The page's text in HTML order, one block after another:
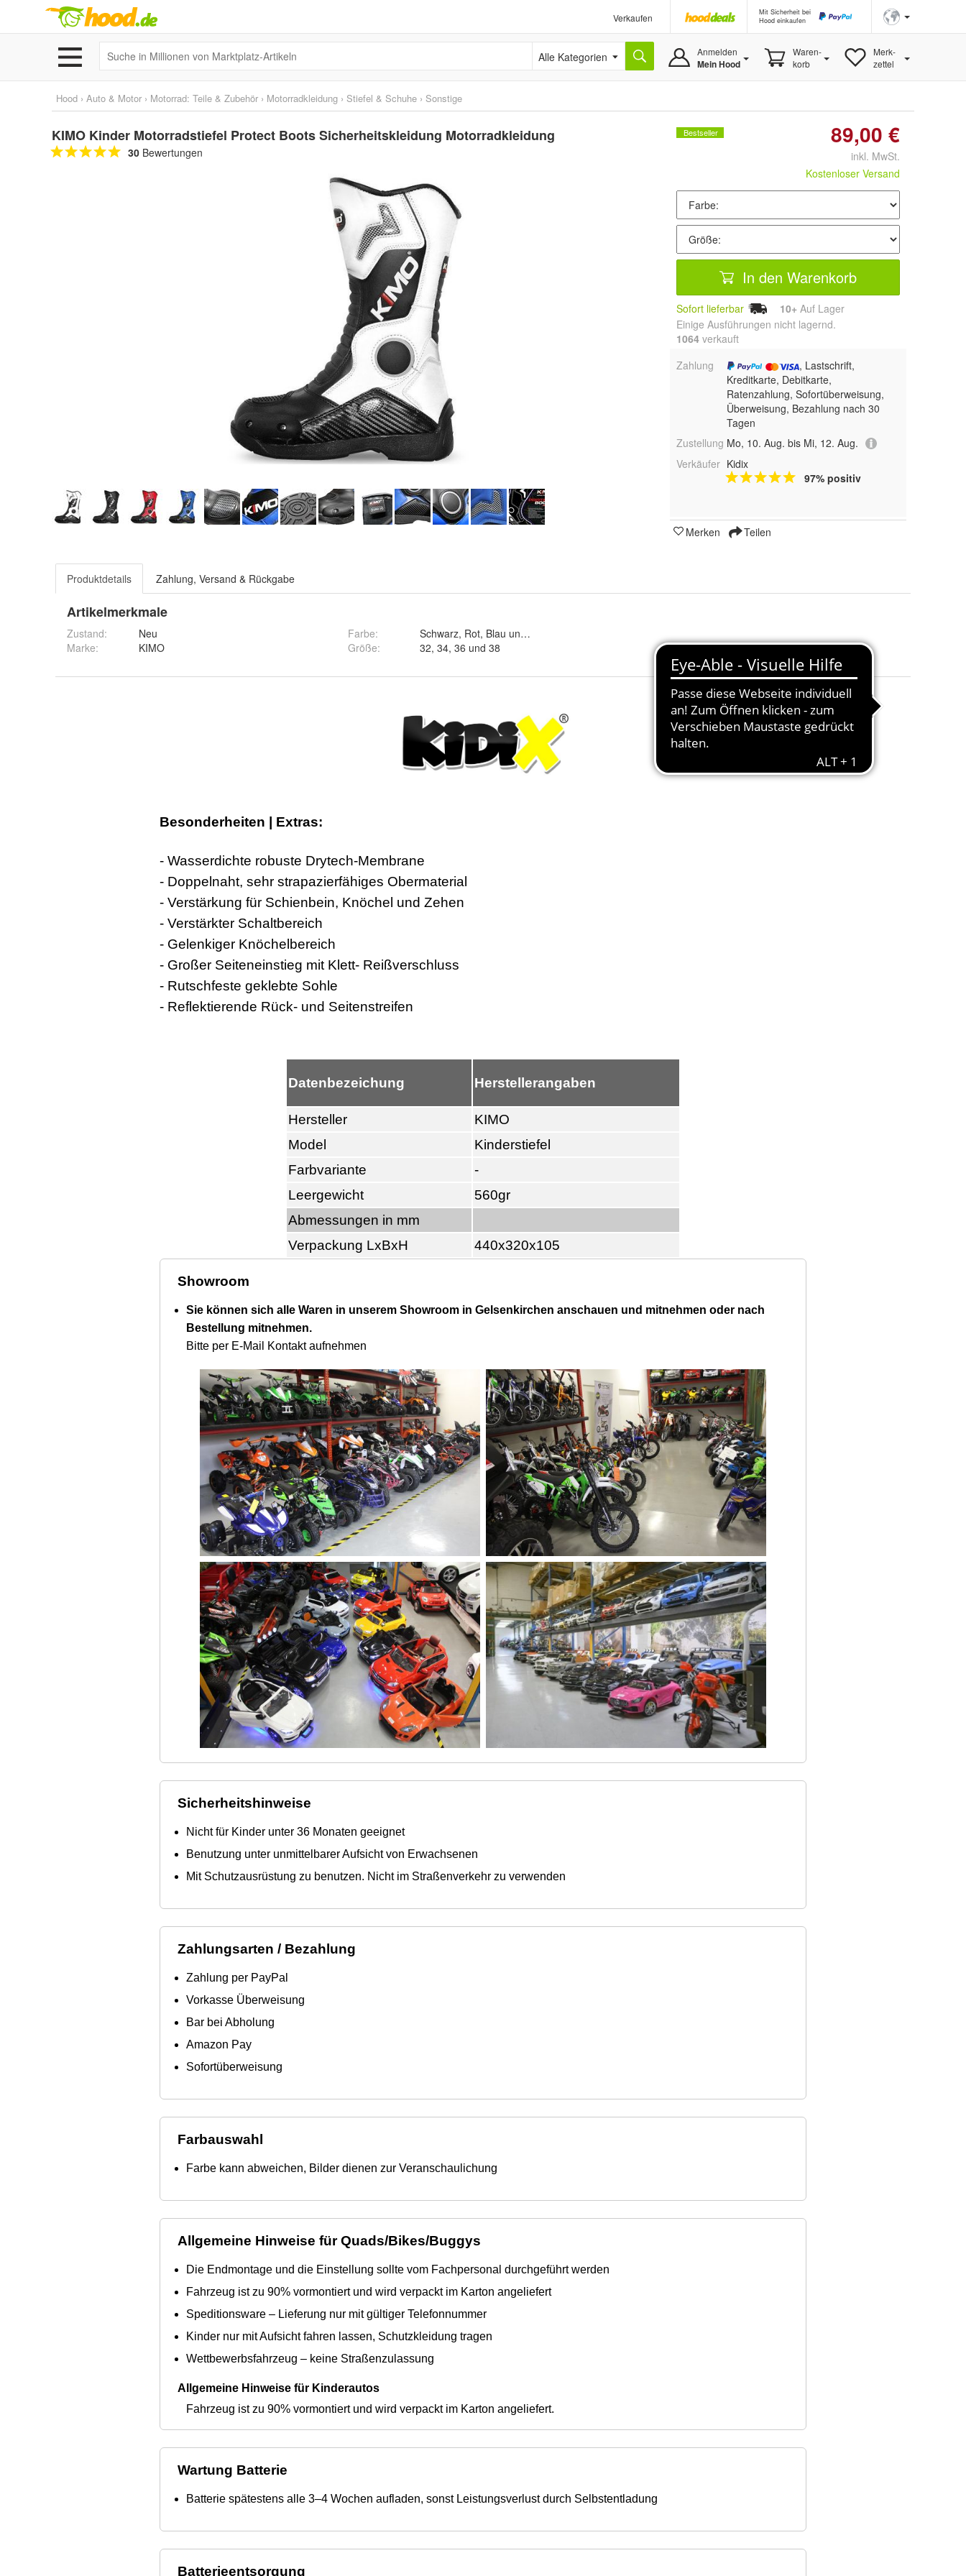
Verkaufen
Mit Sicherheit bei
Hood einkaufen
Alle Kategorien Anmelden
Mein Hood
Waren-
korb
Merk-
zettel
Hood › Auto & Motor › Motorrad: Teile & Zubehör › Motorradkleidung › Stiefel & Schuhe › Sonstige
KIMO Kinder Motorradstiefel Protect Boots Sicherheitskleidung Motorradkleidung
30 Bewertungen
Bestseller 89,00 €
inkl. MwSt.
Kostenloser Versand
In den Warenkorb
Sofort lieferbar 10+ Auf Lager
Einige Ausführungen nicht lagernd.
1064 verkauft
Zahlung
, Lastschrift,
Kreditkarte, Debitkarte,
Ratenzahlung, Sofortüberweisung,
Überweisung, Bezahlung nach 30
Tagen
Zustellung Mo, 10. Aug. bis Mi, 12. Aug.
Verkäufer Kidix
97% positiv
Merken Teilen
Produktdetails Zahlung, Versand & Rückgabe
Artikelmerkmale
Zustand:
Neu
Marke:
KIMO
Farbe:
Schwarz, Rot, Blau und Weiss
Größe: 32, 34, 36 und 38